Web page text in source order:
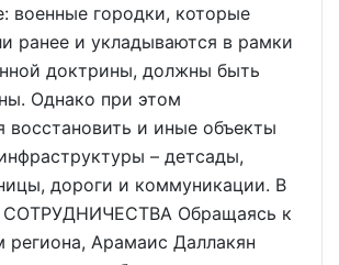
военные городки, которые
ранее и укладываются в рамки
доктрины, должны быть
Однако при этом
восстановить и иные объекты
– детсады,
дороги и коммуникации. В
Обращаясь к
региона, Арамаис Даллакян